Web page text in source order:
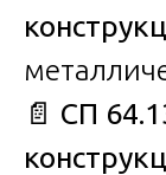
📄 СП